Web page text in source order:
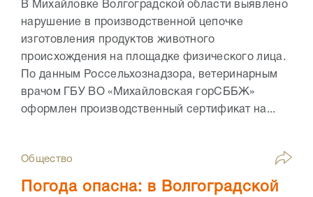
В Михайловке Волгоградской области выявлено
нарушение в производственной цепочке
изготовления продуктов животного
происхождения на площадке физического лица.
По данным Россельхознадзора, ветеринарным
врачом ГБУ ВО «Михайловская горСББЖ»
оформлен производственный сертификат на...
Общество
Погода опасна: в Волгоградской